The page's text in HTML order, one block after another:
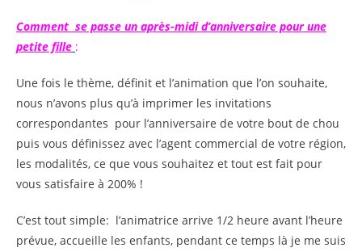
Comment se passe un après-midi d’anniversaire pour une
petite fille :
Une fois le thème, définit et l’animation que l’on souhaite,
nous n’avons plus qu’à imprimer les invitations
correspondantes pour l’anniversaire de votre bout de chou
puis vous définissez avec l’agent commercial de votre région,
les modalités, ce que vous souhaitez et tout est fait pour
vous satisfaire à 200% !
C’est tout simple: l’animatrice arrive 1/2 heure avant l’heure
prévue, accueille les enfants, pendant ce temps là je me suis